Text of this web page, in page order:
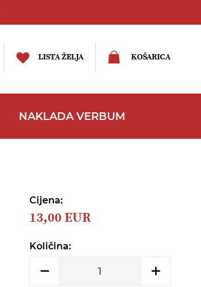
KOŠARICA
LISTA ŽELJA
NAKLADA VERBUM
Cijena:
13,00 EUR
Količina: